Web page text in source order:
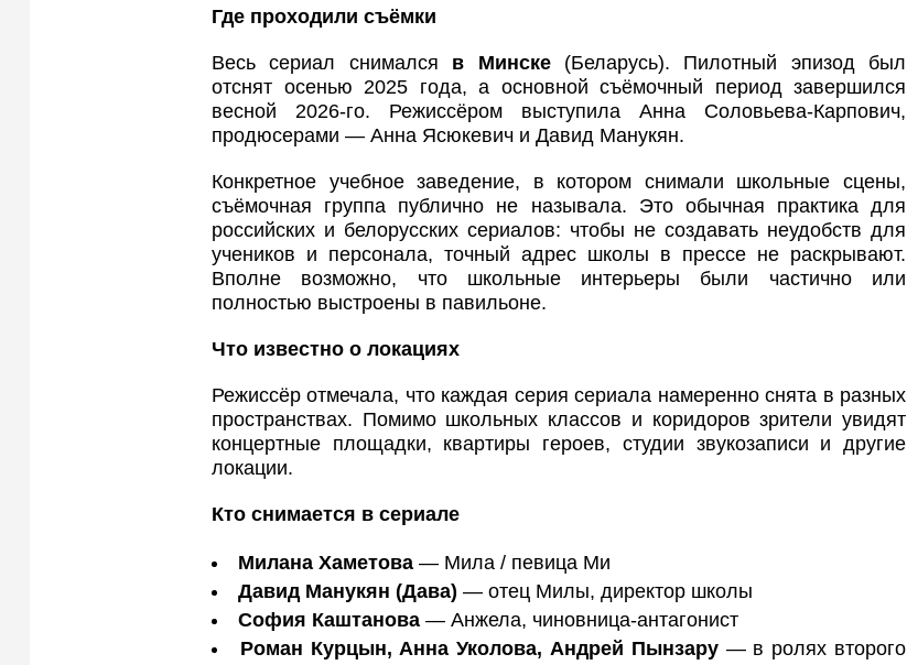
Где проходили съёмки
Весь сериал снимался в Минске(Беларусь). Пилотный эпизод был
отснят осенью 2025 года, а основной съёмочный период завершился
весной 2026-го. Режиссёром выступила Анна Соловьева-Карпович,
продюсерами — Анна Ясюкевич и Давид Манукян.
Конкретное учебное заведение, в котором снимали школьные сцены,
съёмочная группа публично не называла. Это обычная практика для
российских и белорусских сериалов: чтобы не создавать неудобств для
учеников и персонала, точный адрес школы в прессе не раскрывают.
Вполне возможно, что школьные интерьеры были частично или
полностью выстроены в павильоне.
Что известно о локациях
Режиссёр отмечала, что каждая серия сериала намеренно снята в разных
пространствах. Помимо школьных классов и коридоров зрители увидят
концертные площадки, квартиры героев, студии звукозаписи и другие
локации.
Кто снимается в сериале
Милана Хаметова — Мила / певица Ми
Давид Манукян (Дава) — отец Милы, директор школы
София Каштанова — Анжела, чиновница-антагонист
Роман Курцын, Анна Уколова, Андрей Пынзару— в ролях второго